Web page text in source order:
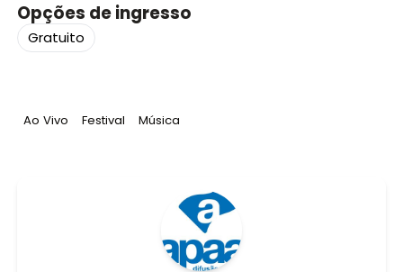
Opções de ingresso
Gratuito
Tag:
Ao Vivo Tag:
Festival Tag:
Música